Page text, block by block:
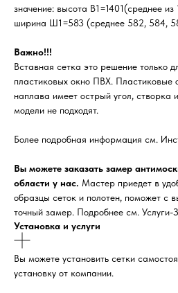
значение: высота В1=1401(среднее
ширина Ш1=583 (среднее 582, 584,
Важно!!!
Вставная сетка это решение только
пластиковых окно ПВХ. Пластиковые
наплава имеет острый угол, створка
модели не подходят.
Более подробная информация см.
Вы можете заказать замер
области у нас. Мастер приедет в
образцы сеток и полотен, поможет с
точный замер. Подробнее см. Услуги-
Установка и услуги
Вы можете установить сетки
установку от компании.